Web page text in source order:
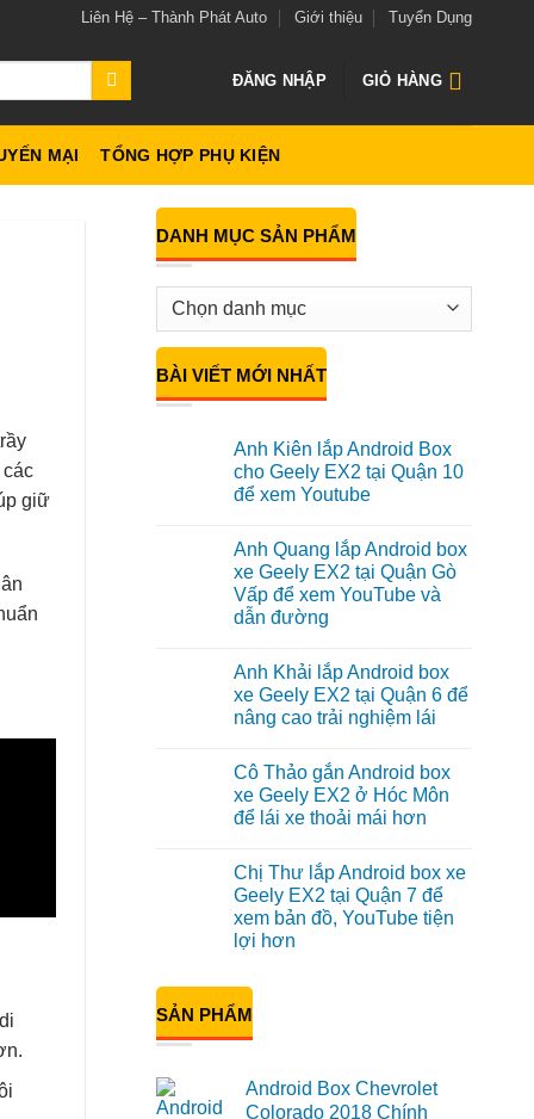
Liên Hệ – Thành Phát Auto Giới thiệu Tuyển Dụng
ĐĂNG NHẬP GIỎ HÀNG
MẠI TỔNG HỢP PHỤ KIỆN
giữ
DANH MỤC SẢN PHẨM
BÀI VIẾT MỚI NHẤT
Anh Kiên lắp Android Box
cho Geely EX2 tại Quận 10
để xem Youtube
bình
luận
ở
Anh
Kiên
lắp
cho
Geely
EX2
tại
để
xem
Youtube
Anh Quang lắp Android box
xe Geely EX2 tại Quận Gò
Vấp để xem YouTube và
dẫn đường
bình
luận
ở
Anh
Android
box
xe
Geely
EX2
Gò
Vấp
để
xem
YouTube
và
Anh Khải lắp Android box
xe Geely EX2 tại Quận 6 để
nâng cao trải nghiệm lái
bình
luận
ở
Anh
Android
box
xe
Geely
EX2
tại
để
nâng
cao
trải
Cô Thảo gắn Android box
xe Geely EX2 ở Hóc Môn
để lái xe thoải mái hơn
bình
luận
ở
Cô
Thảo
gắn
Geely
ở
Chị Thư lắp Android box xe
Geely EX2 tại Quận 7 để
xem bản đồ, YouTube tiện
lợi hơn
bình
luận
ở
Chị
Android
box
SẢN PHẨM
Android Box Chevrolet
Colorado 2018 Chính